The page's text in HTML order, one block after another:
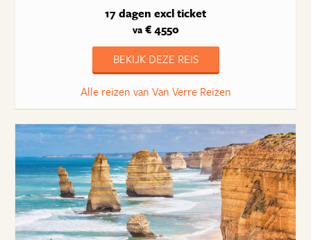
17 dagen excl ticket
va€ 4550
BEKIJK DEZE REIS
Alle reizen van Van Verre Reizen